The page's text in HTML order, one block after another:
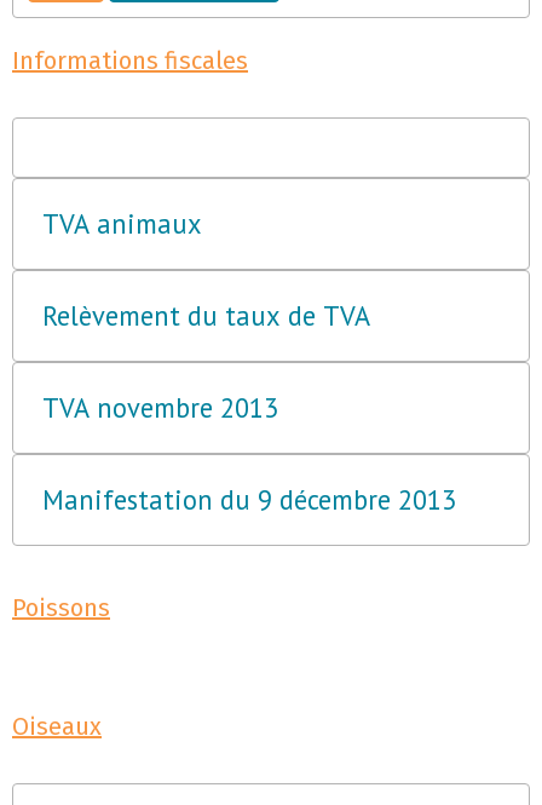
Informations fiscales
TVA animaux
Relèvement du taux de TVA
TVA novembre 2013
Manifestation du 9 décembre 2013
Poissons
Oiseaux